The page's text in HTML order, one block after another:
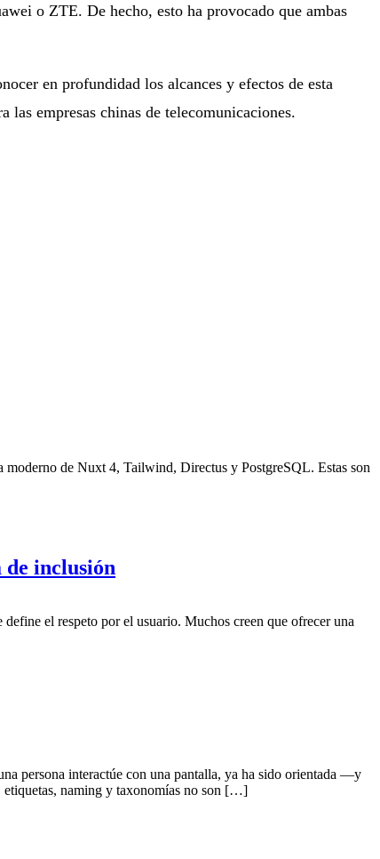
o ZTE. De hecho, esto ha provocado que ambas
en profundidad los alcances y efectos de esta
las empresas chinas de telecomunicaciones.
moderno de Nuxt 4, Tailwind, Directus y PostgreSQL. Estas son
de inclusión
el respeto por el usuario. Muchos creen que ofrecer una
persona interactúe con una pantalla, ya ha sido orientada —y
etiquetas, naming y taxonomías no son […]